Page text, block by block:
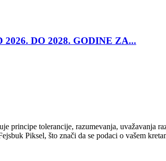
DO 2028. GODINE ZA...
principe tolerancije, razumevanja,
Piksel, što znači da se podaci o vašem